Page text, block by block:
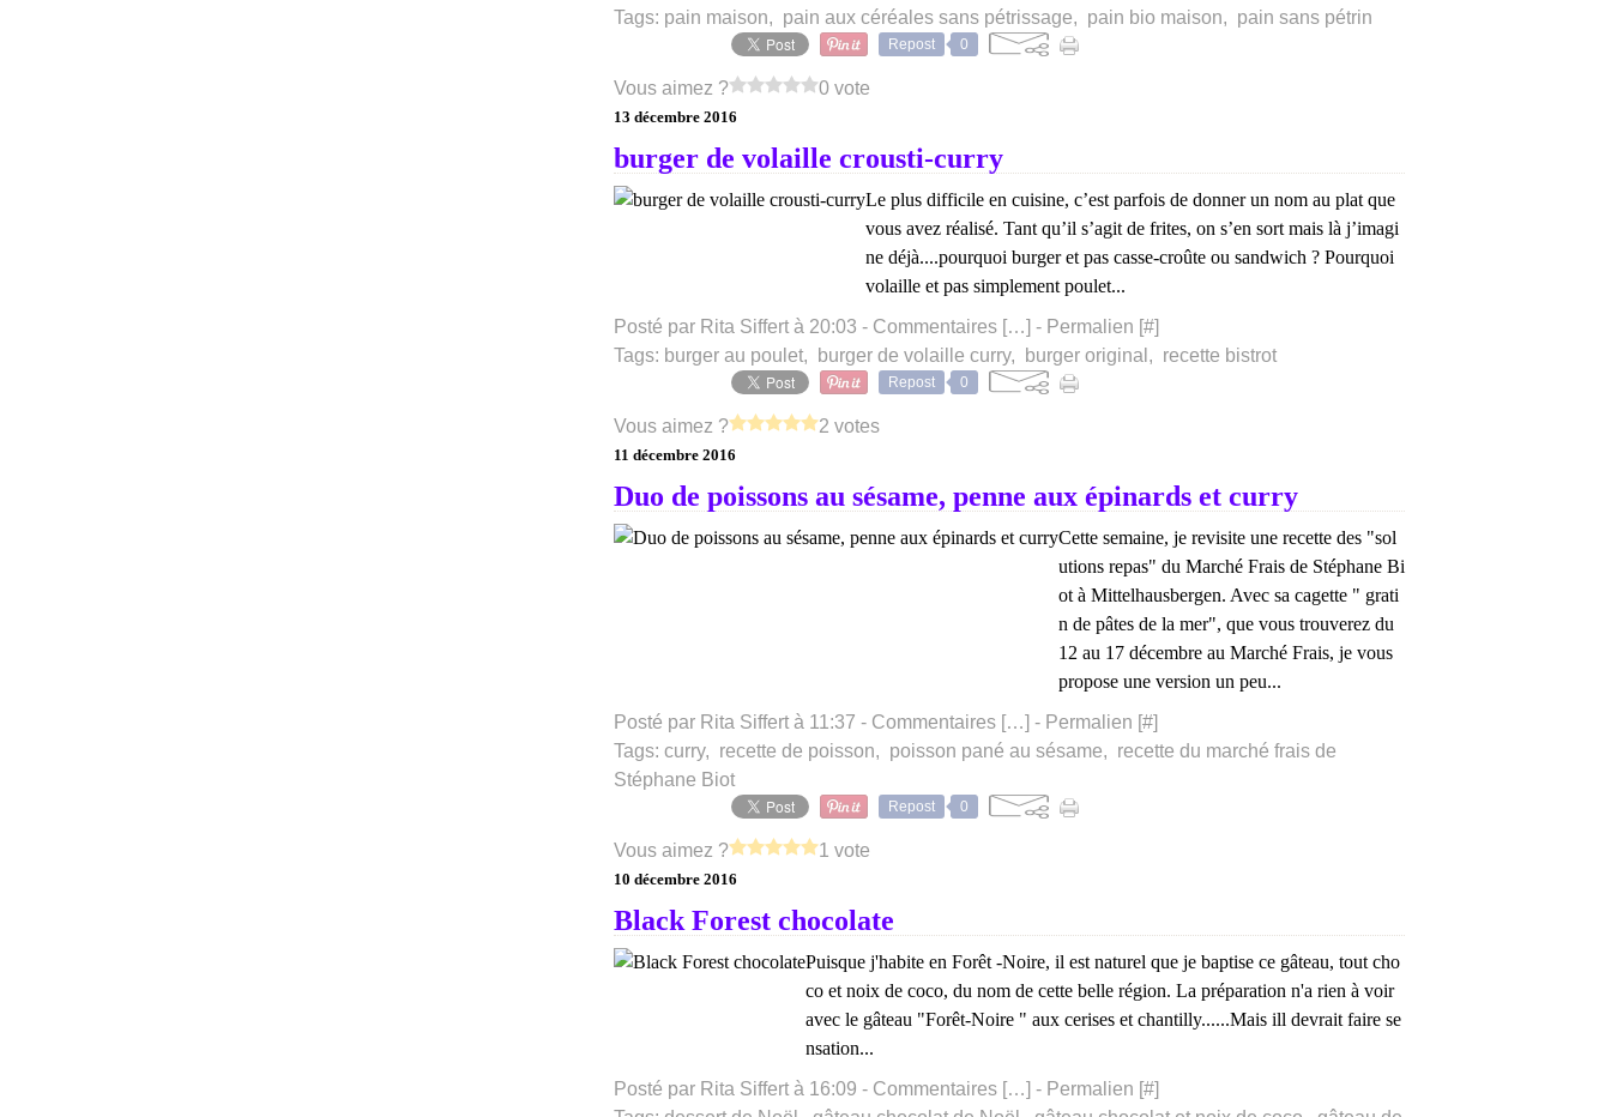
Tags: pain maison, pain aux céréales sans pétrissage, pain bio maison, pain sans pétrin
Repost 0
Vous aimez ? 0 vote
13 décembre 2016
burger de volaille crousti-curry
Le plus difficile en cuisine, c’est parfois de donner un nom au plat que
vous avez réalisé. Tant qu’il s’agit de frites, on s’en sort mais là j’imagi
ne déjà....pourquoi burger et pas casse-croûte ou sandwich ? Pourquoi
volaille et pas simplement poulet...
Posté par Rita Siffert à 20:03 - Commentaires […] - Permalien [#]
Tags: burger au poulet, burger de volaille curry, burger original , recette bistrot
Repost 0
Vous aimez ? 2 votes
11 décembre 2016
Duo de poissons au sésame, penne aux épinards et curry
Cette semaine, je revisite une recette des "sol
utions repas" du Marché Frais de Stéphane Bi
ot à Mittelhausbergen. Avec sa cagette " grati
n de pâtes de la mer", que vous trouverez du
12 au 17 décembre au Marché Frais, je vous
propose une version un peu...
Posté par Rita Siffert à 11:37 - Commentaires […] - Permalien [#]
Tags: curry, recette de poisson, poisson pané au sésame, recette du marché frais de
Stéphane Biot
Repost 0
Vous aimez ? 1 vote
10 décembre 2016
Black Forest chocolate
Puisque j'habite en Forêt -Noire, il est naturel que je baptise ce gâteau, tout cho
co et noix de coco, du nom de cette belle région. La préparation n'a rien à voir
avec le gâteau "Forêt-Noire " aux cerises et chantilly......Mais ill devrait faire se
nsation...
Posté par Rita Siffert à 16:09 - Commentaires […] - Permalien [#]